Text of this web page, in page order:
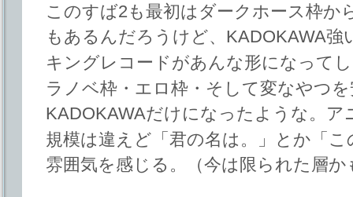
このすば2も最初はダークホース枠か
もあるんだろうけど、KADOKAWA強
キングレコードがあんな形になって
ラノベ枠・エロ枠・そして変なやつ
KADOKAWAだけになったような。
規模は違えど「君の名は。」とか「
雰囲気を感じる。（今は限られた層